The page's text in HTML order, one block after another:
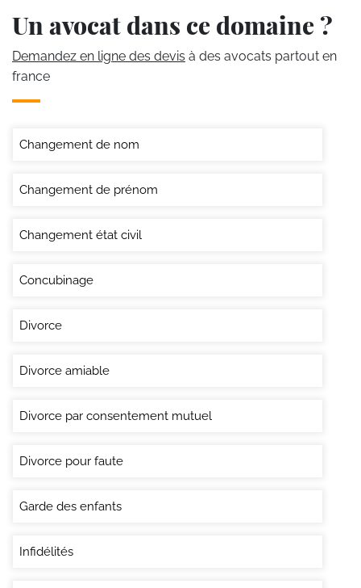
Un avocat dans ce domaine ?
Demandez en ligne des devis à des avocats partout en
france
Changement de nom
Changement de prénom
Changement état civil
Concubinage
Divorce
Divorce amiable
Divorce par consentement mutuel
Divorce pour faute
Garde des enfants
Infidélités